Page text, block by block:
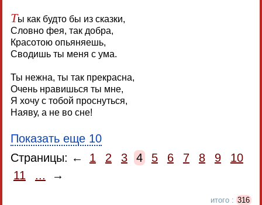
Ты как будто бы из сказки,
Словно фея, так добра,
Красотою опьяняешь,
Сводишь ты меня с ума.
Ты нежна, ты так прекрасна,
Очень нравишься ты мне,
Я хочу с тобой проснуться,
Наяву, а не во сне!
Показать еще 10
Страницы: ←
1 2 3 4 5 6 7 8 9
10
11
... →
итого : 316